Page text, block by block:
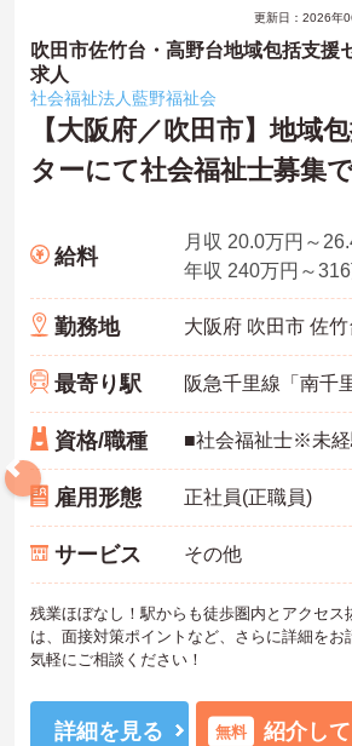
更新日：2026年
吹田市佐竹台・高野台地域包括支援
求人
社会福祉法人藍野福祉会
【大阪府／吹田市】地域
ターにて社会福祉士募集
給料
勤務地 大阪府 吹田市 佐
最寄り駅
資格/職種
雇用形態 正社員(正職員)
サービス その他
残業ほぼなし！駅からも徒歩圏内とアクセ
は、面接対策ポイントなど、さらに詳細をお
気軽にご相談ください！
詳細を見る 無料 紹介し